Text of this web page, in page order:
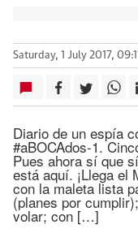
Saturday, 1 July 2017,
Diario de un espía
#aBOCAdos-1.
Pues ahora sí que
está aquí. ¡Llega el
con la maleta lista
(planes por
volar; con […]